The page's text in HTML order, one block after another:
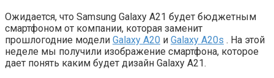
Ожидается, что Samsung Galaxy A21 будет бюджетным
смартфоном от компании, которая заменит
прошлогодние модели Galaxy A20 и Galaxy A20s . На этой
неделе мы получили изображение смартфона, которое
дает понять каким будет дизайн Galaxy A21.